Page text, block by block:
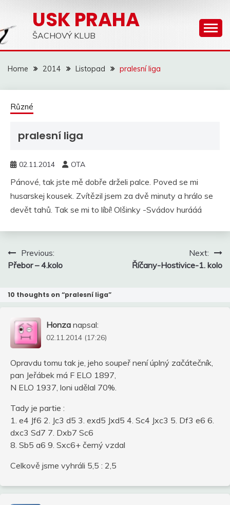
content
USK PRAHA
ŠACHOVÝ KLUB
Home 2014 Listopad pralesní liga
Různé
pralesní liga
02.11.2014 OTA
Pánové, tak jste mě dobře drželi palce. Poved se mi
husarskej kousek. Zvítězil jsem za dvě minuty a hrálo se
devět tahů. Tak se mi to líbí! Olšinky -Svádov hurááá
Navigace
pro
příspěvek
Previous:
Přebor – 4.kolo
Next:
Říčany-Hostivice-1. kolo
10 thoughts on “pralesní liga”
Honza napsal:
02.11.2014 (17:26)
Opravdu tomu tak je, jeho soupeř není úplný začátečník,
pan Jeřábek má F ELO 1897,
N ELO 1937, loni udělal 70%.
Tady je partie :
1. e4 Jf6 2. Jc3 d5 3. exd5 Jxd5 4. Sc4 Jxc3 5. Df3 e6 6.
dxc3 Sd7 7. Dxb7 Sc6
8. Sb5 a6 9. Sxc6+ černý vzdal
Celkově jsme vyhráli 5,5 : 2,5